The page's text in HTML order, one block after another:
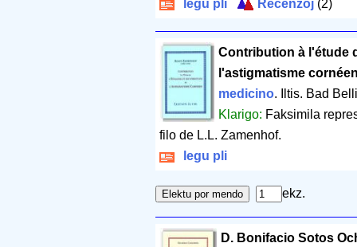
legu pli Recenzoj (2)
Contribution à l'étude
l'astigmatisme
medicino. Iltis. Bad
Klarigo: Faksimila
filo de L.L. Zamenhof.
legu pli
ekz.
D. Bonifacio Sotos